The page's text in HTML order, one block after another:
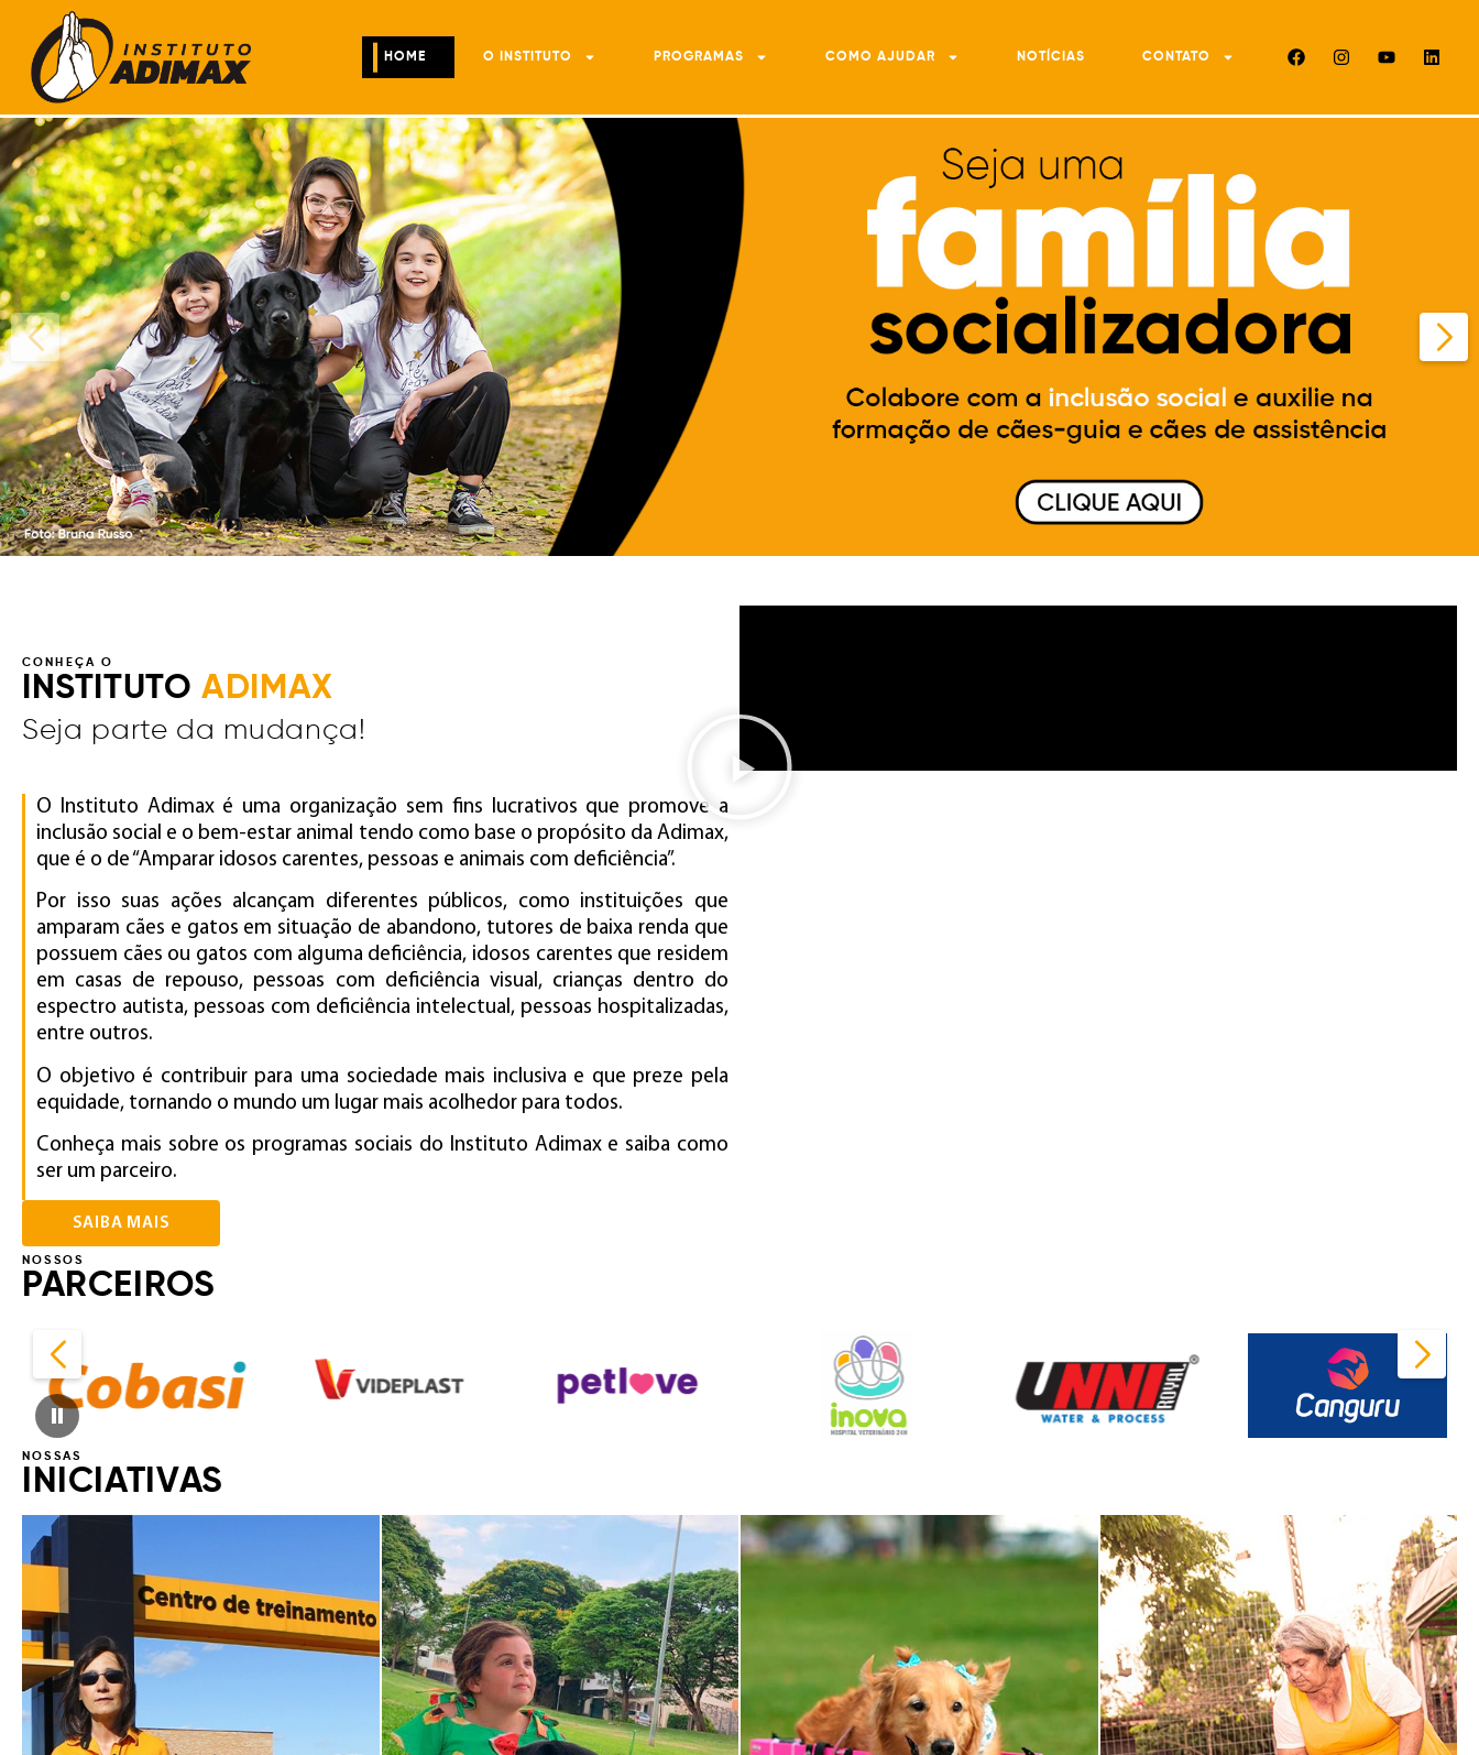
HOME O INSTITUTO PROGRAMAS COMO AJUDAR NOTÍCIAS CONTATO
Início da galeria de imagens.
CONHEÇA O
INSTITUTOADIMAX
Seja parte da mudança!
O Instituto Adimax é uma organização sem fins lucrativos que promove a
inclusão social e o bem-estar animal tendo como base o propósito da Adimax,
que é o de “Amparar idosos carentes, pessoas e animais com deficiência”.
Por isso suas ações alcançam diferentes públicos, como instituições que
amparam cães e gatos em situação de abandono, tutores de baixa renda que
possuem cães ou gatos com alguma deficiência, idosos carentes que residem
em casas de repouso, pessoas com deficiência visual, crianças dentro do
espectro autista, pessoas com deficiência intelectual, pessoas hospitalizadas,
entre outros.
O objetivo é contribuir para uma sociedade mais inclusiva e que preze pela
equidade, tornando o mundo um lugar mais acolhedor para todos.
Conheça mais sobre os programas sociais do Instituto Adimax e saiba como
ser um parceiro.
SAIBA MAIS
NOSSOS
PARCEIROS
Final da galeria de imagens.
NOSSAS
INICIATIVAS
Início da galeria de imagens.